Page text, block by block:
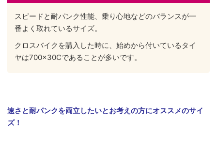
スピードと耐パンク性能、乗り心地などのバランスが一
番よく取れているサイズ。
クロスバイクを購入した時に、始めから付いているタイ
ヤは700×30Cであることが多いです。
速さと耐パンクを両立したいとお考えの方にオススメのサイ
ズ！